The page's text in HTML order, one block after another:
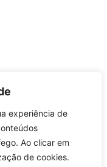
experiência de
Ao clicar em
de cookies.